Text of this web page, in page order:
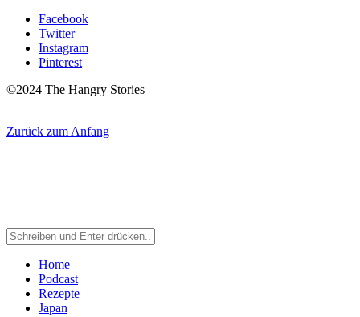
Facebook
Twitter
Instagram
Pinterest
©2024 The Hangry Stories
Zurück zum Anfang
Home
Podcast
Rezepte
Japan